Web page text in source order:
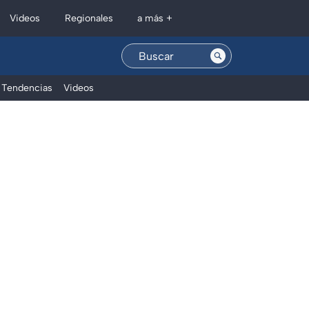
Videos Regionales a más +
Tendencias Videos